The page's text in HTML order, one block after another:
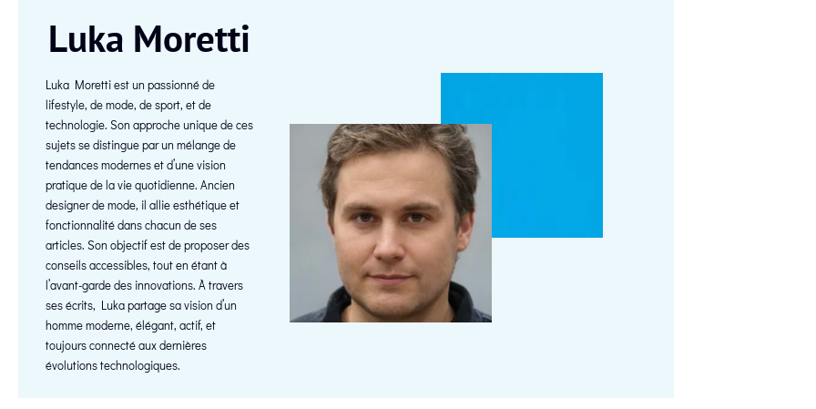
Luka Moretti
Luka Moretti est un passionné de
lifestyle, de mode, de sport, et de
technologie. Son approche unique de ces
sujets se distingue par un mélange de
tendances modernes et d’une vision
pratique de la vie quotidienne. Ancien
designer de mode, il allie esthétique et
fonctionnalité dans chacun de ses
articles. Son objectif est de proposer des
conseils accessibles, tout en étant à
l’avant-garde des innovations. À travers
ses écrits, Luka partage sa vision d’un
homme moderne, élégant, actif, et
toujours connecté aux dernières
évolutions technologiques.